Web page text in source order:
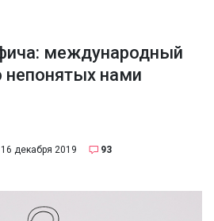
международный
непонятых нами
16 декабря 2019 93